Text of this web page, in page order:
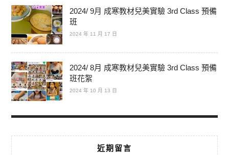
2024/ 9月 成寒教材兒美實驗 3rd Class 預備
班
2024 年 11 月 17 日
2024/ 8月 成寒教材兒美實驗 3rd Class 預備
班花絮
2024 年 10 月 13 日
近期留言